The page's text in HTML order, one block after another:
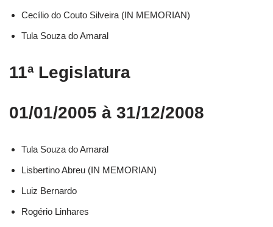
Cecílio do Couto Silveira (IN MEMORIAN)
Tula Souza do Amaral
11ª Legislatura
01/01/2005 à 31/12/2008
Tula Souza do Amaral
Lisbertino Abreu (IN MEMORIAN)
Luiz Bernardo
Rogério Linhares